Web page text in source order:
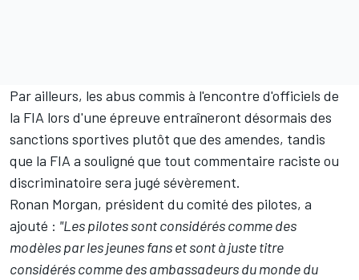
Par ailleurs, les abus commis à l'encontre d'officiels de
la FIA lors d'une épreuve entraîneront désormais des
sanctions sportives plutôt que des amendes, tandis
que la FIA a souligné que tout commentaire raciste ou
discriminatoire sera jugé sévèrement.
Ronan Morgan, président du comité des pilotes, a
ajouté : "Les pilotes sont considérés comme des
modèles par les jeunes fans et sont à juste titre
considérés comme des ambassadeurs du monde du